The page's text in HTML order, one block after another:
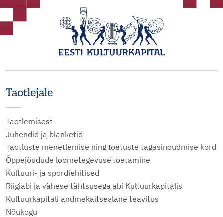
Taotlejale
Taotlemisest
Juhendid ja blanketid
Taotluste menetlemise ning toetuste tagasinõudmise kord
Õppejõudude loometegevuse toetamine
Kultuuri- ja spordiehitised
Riigiabi ja vähese tähtsusega abi Kultuurkapitalis
Kultuurkapitali andmekaitsealane teavitus
Nõukogu